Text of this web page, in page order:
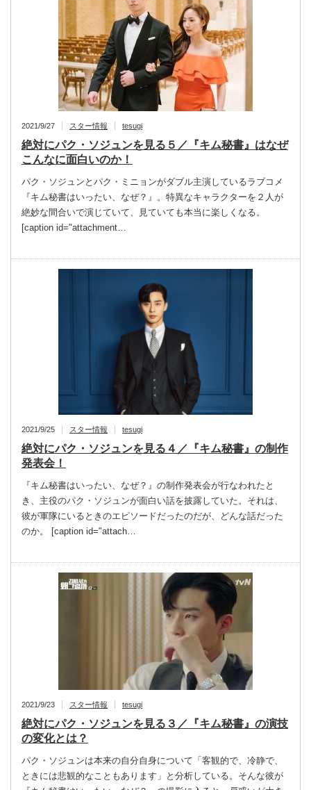
2021/9/27 スター情報 tesugi
絶対にパク・ソジュンを見る５／『キム秘書』はなぜ
こんなに面白いのか！
パク・ソジュンとパク・ミニョンがダブル主演しているラブコメ
『キム秘書はいったい、なぜ？』。特異なキャラクターを２人が
絶妙な間合いで演じていて、見ていても本当に楽しくなる。
[caption id="attachment…
2021/9/25 スター情報 tesugi
絶対にパク・ソジュンを見る４／『キム秘書』の制作
発表会！
『キム秘書はいったい、なぜ？』の制作発表会が行なわれたと
き、主役のパク・ソジュンが面白い話を披露していた。それは、
彼が軍隊にいるときのエピソードだったのだが、どんな話だった
のか。 [caption id="attach…
2021/9/23 スター情報 tesugi
絶対にパク・ソジュンを見る３／『キム秘書』の演技
の変化とは？
パク・ソジュンは本来の自分自身について「客観的で、冷静で、
ときには悲観的なこともあります」と分析している。そんな彼が